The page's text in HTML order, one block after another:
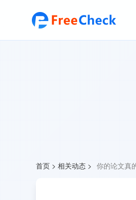
首页 > 相关动态 > 你的论文真